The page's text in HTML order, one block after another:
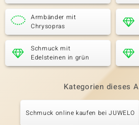
Armbänder mit
Chrysopras
Schmuck mit
Edelsteinen in grün
Kategorien dieses
Schmuck online kaufen bei JUWELO